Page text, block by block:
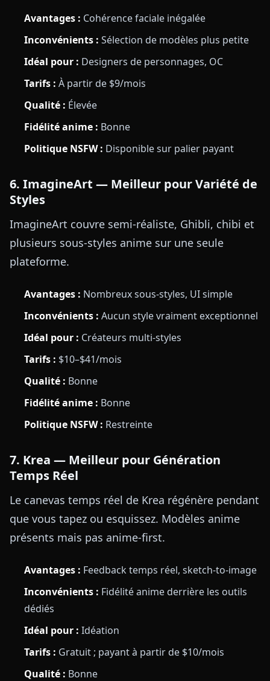
Avantages : Cohérence faciale inégalée
Inconvénients : Sélection de modèles plus petite
Idéal pour : Designers de personnages, OC
Tarifs : À partir de $9/mois
Qualité : Élevée
Fidélité anime : Bonne
Politique NSFW : Disponible sur palier payant
6. ImagineArt — Meilleur pour Variété de
Styles
ImagineArt couvre semi-réaliste, Ghibli, chibi et
plusieurs sous-styles anime sur une seule
plateforme.
Avantages : Nombreux sous-styles, UI simple
Inconvénients : Aucun style vraiment exceptionnel
Idéal pour : Créateurs multi-styles
Tarifs : $10–$41/mois
Qualité : Bonne
Fidélité anime : Bonne
Politique NSFW : Restreinte
7. Krea — Meilleur pour Génération
Temps Réel
Le canevas temps réel de Krea régénère pendant
que vous tapez ou esquissez. Modèles anime
présents mais pas anime-first.
Avantages : Feedback temps réel, sketch-to-image
Inconvénients : Fidélité anime derrière les outils
dédiés
Idéal pour : Idéation
Tarifs : Gratuit ; payant à partir de $10/mois
Qualité : Bonne